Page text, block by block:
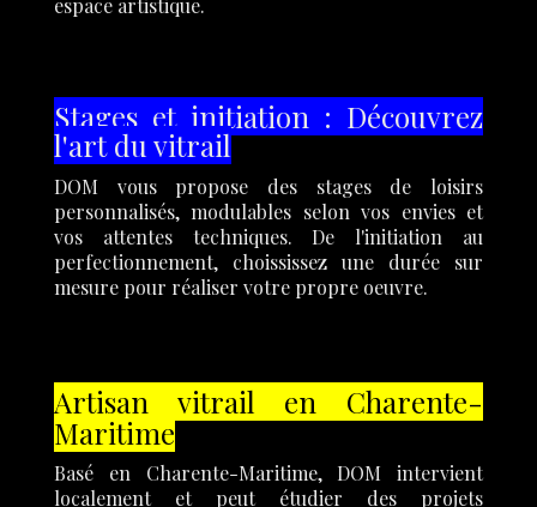
espace artistique.
Stages et initiation : Découvrez
l'art du vitrail
DOM vous propose des stages de loisirs
personnalisés, modulables selon vos envies et
vos attentes techniques. De l'initiation au
perfectionnement, choississez une durée sur
mesure pour réaliser votre propre oeuvre.
Artisan vitrail en Charente-
Maritime
Basé en Charente-Maritime, DOM intervient
localement et peut étudier des projets